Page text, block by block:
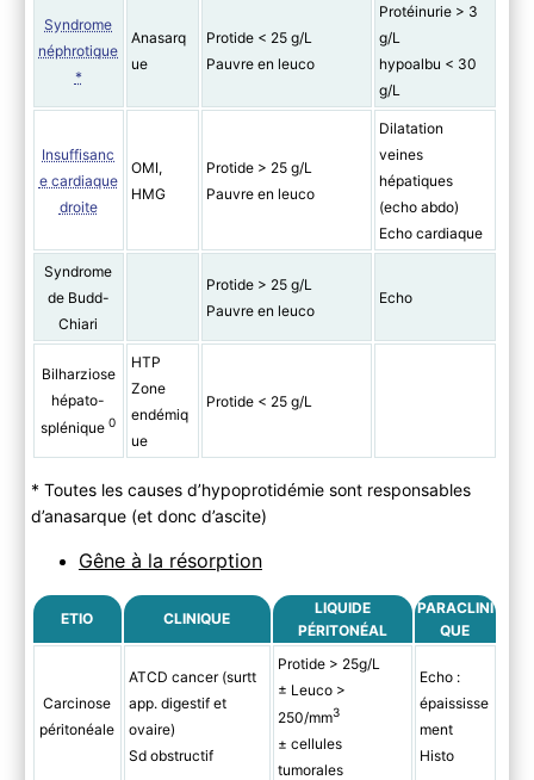
Syndrome
néphrotique
*
Anasarq
ue
Protide < 25 g/L
Pauvre en leuco
Protéinurie > 3
g/L
hypoalbu < 30
g/L
Insuffisanc
e cardiaque
droite
OMI,
HMG
Protide > 25 g/L
Pauvre en leuco
Dilatation
veines
hépatiques
(echo abdo)
Echo cardiaque
Syndrome
de Budd-
Chiari
Protide > 25 g/L
Pauvre en leuco
Echo
Bilharziose
hépato-
splénique0
HTP
Zone
endémiq
ue
Protide < 25 g/L
* Toutes les causes d’hypoprotidémie sont responsables
d’anasarque (et donc d’ascite)
Gêne à la résorption
ETIO CLINIQUE
LIQUIDE
PÉRITONÉAL
PARACLINI
QUE
Carcinose
péritonéale
ATCD cancer (surtt
app. digestif et
ovaire)
Sd obstructif
Protide > 25g/L
± Leuco >
250/mm3
± cellules
tumorales
Echo :
épaississe
ment
Histo